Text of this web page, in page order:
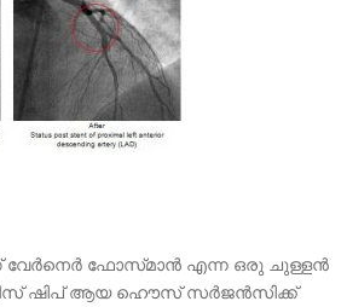
വേർനെർ ഫോസ്‌മാൻ എന്ന ഒരു ചുള്ളൻ
ഷിപ് ആയ ഹൌസ് സർജൻസിക്ക്